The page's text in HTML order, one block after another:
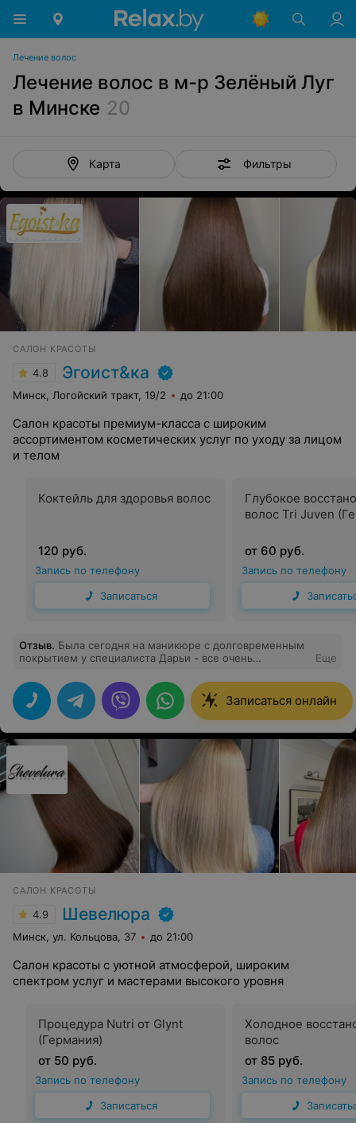
Лечение волос
Лечение волос в м-р Зелёный Луг
в Минске 20
Карта Фильтры
САЛОН КРАСОТЫ
4.8 Эгоист&ка
Минск, Логойский тракт, 19/2 до 21:00
Салон красоты премиум-класса с широким
ассортиментом косметических услуг по уходу за лицом
и телом
Коктейль для здоровья волос
120 руб.
Запись по телефону
Записаться
Глубокое
волос Tri Juven
от 60 руб.
Запись по телефону
Отзыв. Была сегодня на маникюре с долговременным
покрытием у специалиста Дарьи - все очень
очень качественно и быстро, при этом ни разу не
порезали и не сделали больно, чему я очень рада.
Хотелось бы еще отметить, что администратор очень
приветливая и внимательная - спасибо салону за такой
сервис и хорошее настроение :))
Еще
Записаться онлайн
САЛОН КРАСОТЫ
4.9 Шевелюра
Минск, ул. Кольцова, 37 до 21:00
Салон красоты с уютной атмосферой, широким
спектром услуг и мастерами высокого уровня
Процедура Nutri от Glynt
(Германия)
от 50 руб.
Запись по телефону
Записаться
Холодное
волос
от 85 руб.
Запись по телефону